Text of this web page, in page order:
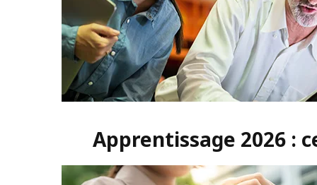
Apprentissage 2026 :